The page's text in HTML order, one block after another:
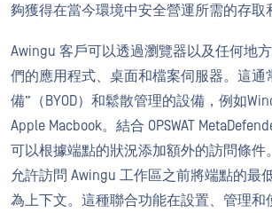
夠獲得在當今環境中安全營運所需的存取
Awingu 客戶可以透過瀏覽器以及任何地
們的應用程式、桌面和檔案伺服器。這通
備”（BYOD）和鬆散管理的設備，例如
Apple Macbook。結合 OPSWAT
可以根據端點的狀況添加額外的訪問條件
允許訪問 Awingu 工作區之前將端點的最
為上下文。這種聯合功能在設置、管理和